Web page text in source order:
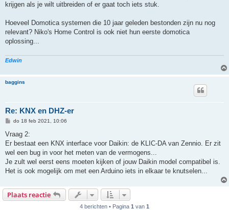
krijgen als je wilt uitbreiden of er gaat toch iets stuk.
Hoeveel Domotica systemen die 10 jaar geleden bestonden zijn nu nog
relevant? Niko's Home Control is ook niet hun eerste domotica
oplossing...
Edwin
baggins
Re: KNX en DHZ-er
B
r
c
h
do 18 feb 2021, 10:06
Vraag 2:
Er bestaat een KNX interface voor Daikin: de KLIC-DA van Zennio. Er zit
wel een bug in voor het meten van de vermogens...
Je zult wel eerst eens moeten kijken of jouw Daikin model compatibel is.
Het is ook mogelijk om met een Arduino iets in elkaar te knutselen...
Plaats reactie
4 berichten • Pagina 1 van 1